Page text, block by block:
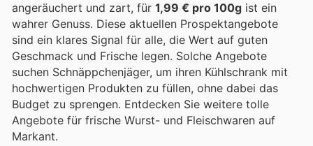
angeräuchert und zart, für 1,99 € pro 100g ist ein
wahrer Genuss. Diese aktuellen Prospektangebote
sind ein klares Signal für alle, die Wert auf guten
Geschmack und Frische legen. Solche Angebote
suchen Schnäppchenjäger, um ihren Kühlschrank mit
hochwertigen Produkten zu füllen, ohne dabei das
Budget zu sprengen. Entdecken Sie weitere tolle
Angebote für frische Wurst- und Fleischwaren auf
Markant.